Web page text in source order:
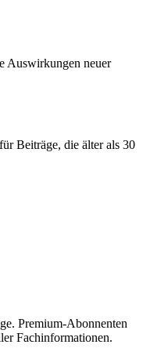
Auswirkungen neuer
Beiträge, die älter als 30
Premium-Abonnenten
Fachinformationen.